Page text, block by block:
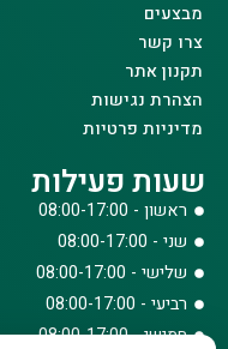
מבצעים
צרו קשר
תקנון אתר
הצהרת נגישות
מדיניות פרטיות
שעות פעילות
ראשון - 08:00-17:00
שני - 08:00-17:00
שלישי - 08:00-17:00
רביעי - 08:00-17:00
חמישי - 08:00-17:00